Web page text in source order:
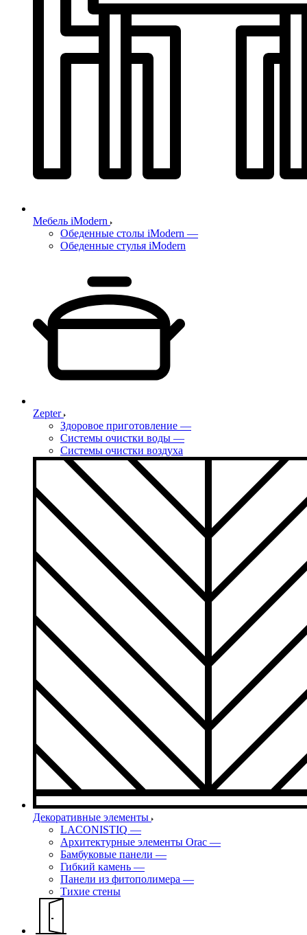
Мебель iModern
Обеденные столы iModern —
Обеденные стулья iModern
Zepter
Здоровое приготовление —
Системы очистки воды —
Системы очистки воздуха
Декоративные элементы
LACONISTIQ —
Архитектурные элементы Orac —
Бамбуковые панели —
Гибкий камень —
Панели из фитополимера —
Тихие стены